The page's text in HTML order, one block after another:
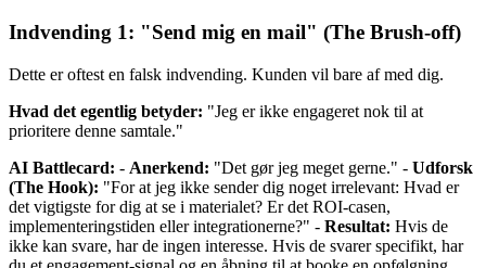
Indvending 1: "Send mig en mail" (The Brush-off)
Dette er oftest en falsk indvending. Kunden vil bare af med dig.
Hvad det egentlig betyder: "Jeg er ikke engageret nok til at
prioritere denne samtale."
AI Battlecard: - Anerkend: "Det gør jeg meget gerne." - Udforsk
(The Hook): "For at jeg ikke sender dig noget irrelevant: Hvad er
det vigtigste for dig at se i materialet? Er det ROI-casen,
implementeringstiden eller integrationerne?" - Resultat: Hvis de
ikke kan svare, har de ingen interesse. Hvis de svarer specifikt, har